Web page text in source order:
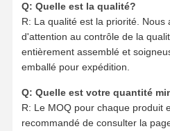
Q: Quelle est la qualité?
R: La qualité est la priorité. Nous
d'attention au contrôle de la
entièrement assemblé et
emballé pour expédition.
Q: Quelle est votre quantité
R: Le MOQ pour chaque produit
recommandé de consulter la